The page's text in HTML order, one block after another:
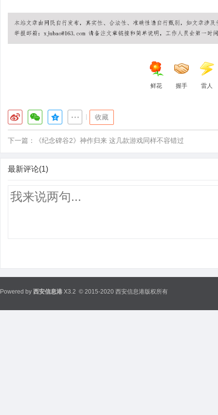
鲜花 握手 雷人
收藏
下一篇： 《纪念碑谷2》神作归来 这几款游戏同样不容错过
最新评论(1)
Powered by 西安信息港 X3.2 © 2015-2020 西安信息港版权所有